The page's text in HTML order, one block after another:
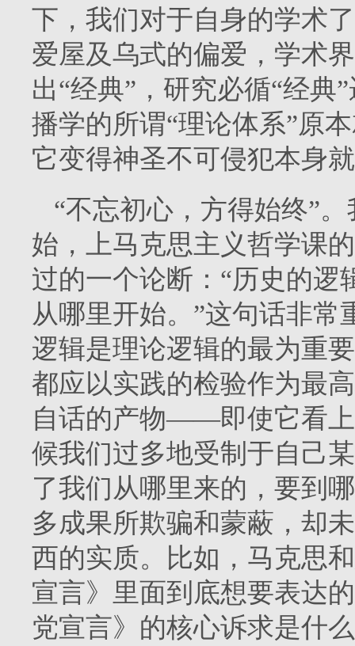
下，我们对于自身的学术
爱屋及乌式的偏爱，学术
出“经典”，研究必循“经典
播学的所谓“理论体系”原
它变得神圣不可侵犯本身
“不忘初心，方得始终”
始，上马克思主义哲学课
过的一个论断：“历史的逻
从哪里开始。”这句话非
逻辑是理论逻辑的最为重
都应以实践的检验作为最
自话的产物——即使它看
候我们过多地受制于自己
了我们从哪里来的，要到
多成果所欺骗和蒙蔽，却
西的实质。比如，马克思
宣言》里面到底想要表达
党宣言》的核心诉求是什